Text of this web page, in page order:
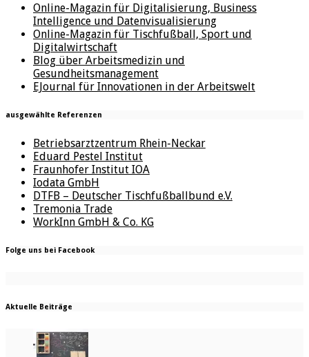
Online-Magazin für Digitalisierung, Business
Intelligence und Datenvisualisierung
Online-Magazin für Tischfußball, Sport und
Digitalwirtschaft
Blog über Arbeitsmedizin und
Gesundheitsmanagement
EJournal für Innovationen in der Arbeitswelt
ausgewählte Referenzen
Betriebsarztzentrum Rhein-Neckar
Eduard Pestel Institut
Fraunhofer Institut IOA
Iodata GmbH
DTFB – Deutscher Tischfußballbund e.V.
Tremonia Trade
WorkInn GmbH & Co. KG
Folge uns bei Facebook
Aktuelle Beiträge